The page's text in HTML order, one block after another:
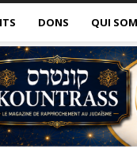
DONS QUI